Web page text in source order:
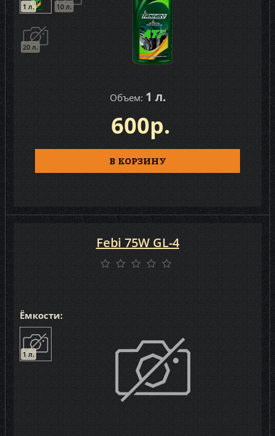
1 л. 10 л.
20 л.
Объем: 1 л.
600р.
В КОРЗИНУ
Ёмкости:
1 л.
Febi 75W GL-4